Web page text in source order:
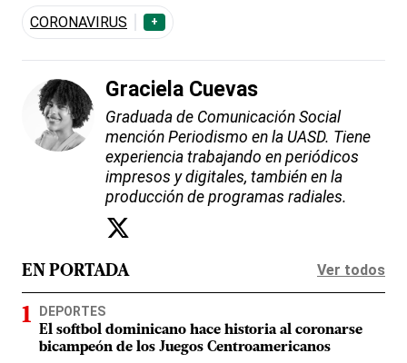
CORONAVIRUS +
Graciela Cuevas
Graduada de Comunicación Social
mención Periodismo en la UASD. Tiene
experiencia trabajando en periódicos
impresos y digitales, también en la
producción de programas radiales.
EN PORTADA Ver todos
DEPORTES
El softbol dominicano hace historia al coronarse
bicampeón de los Juegos Centroamericanos